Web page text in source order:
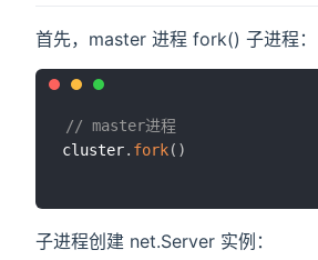
首先，master 进程 fork() 子进程：
// master进程
cluster. fork( )
子进程创建 net.Server 实例：